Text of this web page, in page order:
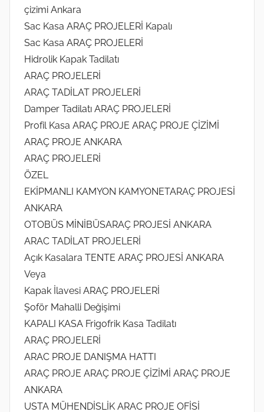
çizimi Ankara
Sac Kasa ARAÇ PROJELERİ Kapalı
Sac Kasa ARAÇ PROJELERİ
Hidrolik Kapak Tadilatı
ARAÇ PROJELERİ
ARAÇ TADİLAT PROJELERİ
Damper Tadilatı ARAÇ PROJELERİ
Profil Kasa ARAÇ PROJE ARAÇ PROJE ÇİZİMİ
ARAÇ PROJE ANKARA
ARAÇ PROJELERİ
ÖZEL
EKİPMANLI KAMYON KAMYONETARAÇ PROJESİ
ANKARA
OTOBÜS MİNİBÜSARAÇ PROJESİ ANKARA
ARAC TADİLAT PROJELERİ
Açık Kasalara TENTE ARAÇ PROJESİ ANKARA
Veya
Kapak İlavesi ARAÇ PROJELERİ
Şoför Mahalli Değişimi
KAPALI KASA Frigofrik Kasa Tadilatı
ARAÇ PROJELERİ
ARAC PROJE DANIŞMA HATTI
ARAÇ PROJE ARAÇ PROJE ÇİZİMİ ARAÇ PROJE
ANKARA
USTA MÜHENDİSLİK ARAC PROJE OFİSİ